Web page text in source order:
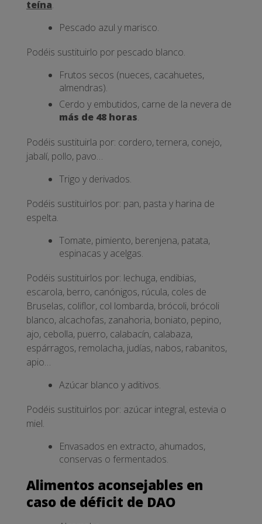
teína.
Pescado azul y marisco.
Podéis sustituirlo por pescado blanco.
Frutos secos (nueces, cacahuetes,
almendras).
Cerdo y embutidos, carne de la nevera de
más de 48 horas.
Podéis sustituirla por: cordero, ternera, conejo,
jabalí, pollo, pavo…
Trigo y derivados.
Podéis sustituirlos por: pan, pasta y harina de
espelta.
Tomate, pimiento, berenjena, patata,
espinacas y acelgas.
Podéis sustituirlos por: lechuga, endibias,
escarola, berro, canónigos, rúcula, coles de
Bruselas, coliflor, col lombarda, brócoli, brócoli
blanco, alcachofas, zanahoria, boniato, pepino,
ajo, cebolla, puerro, calabacín, calabaza,
espárragos, remolacha, judías, nabos, rabanitos,
apio…
Azúcar blanco y aditivos.
Podéis sustituirlos por: azúcar integral, estevia o
miel.
Envasados en extracto, ahumados,
conservas o fermentados.
Alimentos aconsejables en
caso de déficit de DAO